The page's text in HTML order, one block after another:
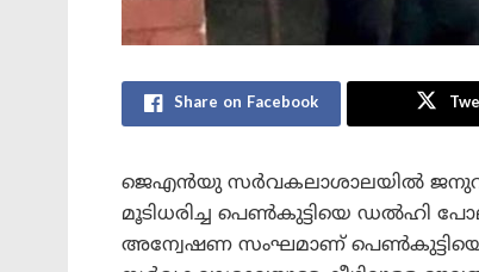
Share on Facebook
ജെഎൻയു സർവകലാശാലയിൽ
മൂടിധരിച്ച പെൺകുട്ടിയെ ഡൽഹി
അന്വേഷണ സംഘമാണ് പെൺകുട്ടിയെ